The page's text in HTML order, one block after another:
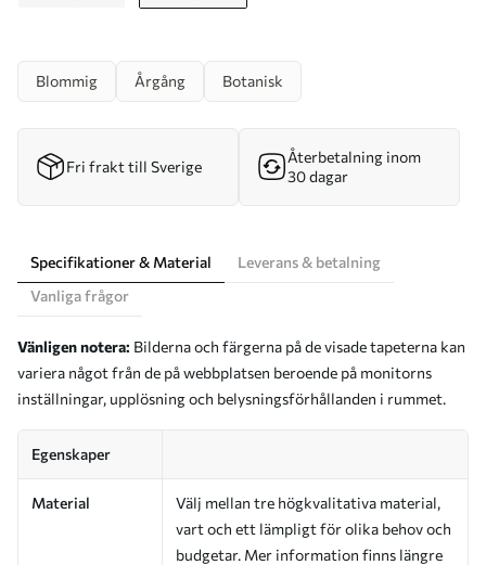
Blommig Årgång Botanisk
Fri frakt till Sverige
Återbetalning inom
30 dagar
Specifikationer & Material
Leverans & betalning
Vanliga frågor
Vänligen notera: Bilderna och färgerna på de visade tapeterna kan
variera något från de på webbplatsen beroende på monitorns
inställningar, upplösning och belysningsförhållanden i rummet.
Egenskaper
Material
Välj mellan tre högkvalitativa material,
vart och ett lämpligt för olika behov och
budgetar. Mer information finns längre